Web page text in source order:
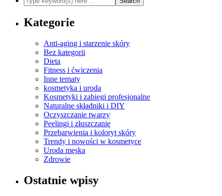
Kategorie
Anti-aging i starzenie skóry
Bez kategorii
Dieta
Fitness i ćwiczenia
Inne tematy
kosmetyka i uroda
Kosmetyki i zabiegi profesjonalne
Naturalne składniki i DIY
Oczyszczanie twarzy
Peelingi i złuszczanie
Przebarwienia i koloryt skóry
Trendy i nowości w kosmetyce
Uroda męska
Zdrowie
Ostatnie wpisy